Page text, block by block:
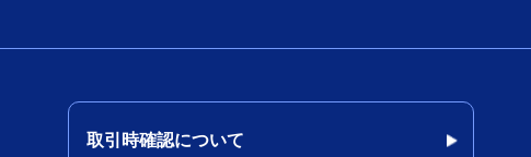
取引時確認について